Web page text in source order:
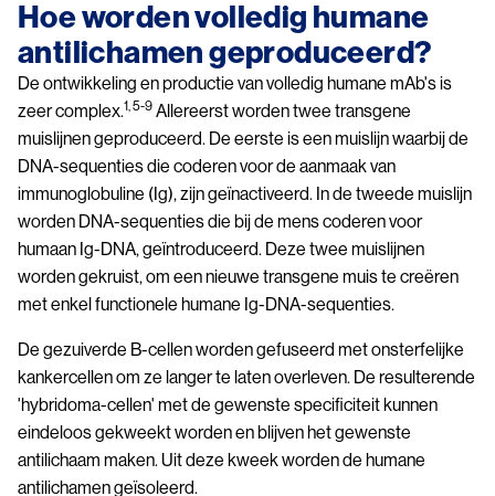
Hoe worden volledig humane
antilichamen geproduceerd?
De ontwikkeling en productie van volledig humane mAb's is
zeer complex.1, 5-9 Allereerst worden twee transgene
muislijnen geproduceerd. De eerste is een muislijn waarbij de
DNA-sequenties die coderen voor de aanmaak van
immunoglobuline (Ig), zijn geïnactiveerd. In de tweede muislijn
worden DNA-sequenties die bij de mens coderen voor
humaan Ig-DNA, geïntroduceerd. Deze twee muislijnen
worden gekruist, om een nieuwe transgene muis te creëren
met enkel functionele humane Ig-DNA-sequenties.
De gezuiverde B-cellen worden gefuseerd met onsterfelijke
kankercellen om ze langer te laten overleven. De resulterende
'hybridoma-cellen' met de gewenste specificiteit kunnen
eindeloos gekweekt worden en blijven het gewenste
antilichaam maken. Uit deze kweek worden de humane
antilichamen geïsoleerd.